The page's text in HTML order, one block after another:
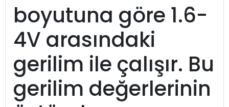
boyutuna göre 1.6-
4V arasındaki
gerilim ile çalışır. Bu
gerilim değerlerinin